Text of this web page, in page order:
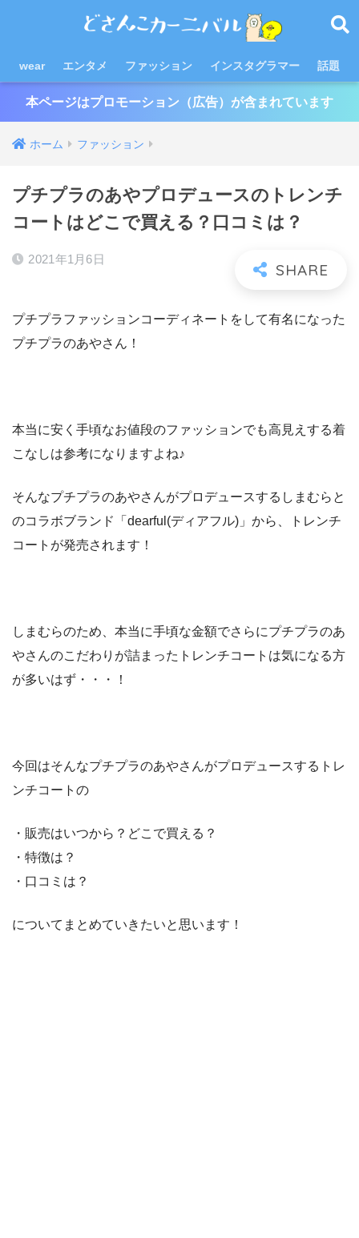
wear エンタメ ファッション インスタグラマー 話題
本ページはプロモーション（広告）が含まれています
ホーム ファッション
プチプラのあやプロデュースのトレンチ
コートはどこで買える？口コミは？
2021年1月6日
プチプラファッションコーディネートをして有名になった
プチプラのあやさん！
本当に安く手頃なお値段のファッションでも高見えする着
こなしは参考になりますよね♪
そんなプチプラのあやさんがプロデュースするしまむらと
のコラボブランド「dearful(ディアフル)」から、トレンチ
コートが発売されます！
しまむらのため、本当に手頃な金額でさらにプチプラのあ
やさんのこだわりが詰まったトレンチコートは気になる方
が多いはず・・・！
今回はそんなプチプラのあやさんがプロデュースするトレ
ンチコートの
・販売はいつから？どこで買える？
・特徴は？
・口コミは？
についてまとめていきたいと思います！